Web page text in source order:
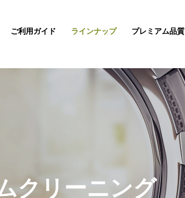
ご利用ガイド ラインナップ プレミアム品質
クリーニング